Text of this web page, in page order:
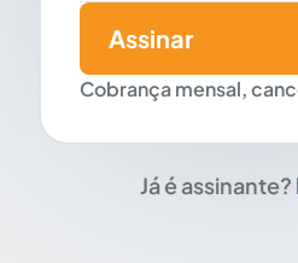
Cobrança mensal,
Assinar
Já é assinante?